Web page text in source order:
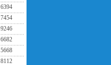
6394
7454
9246
6682
5668
8112